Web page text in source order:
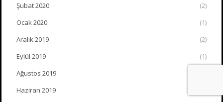
Şubat 2020
(2)
Ocak 2020
(1)
Aralık 2019
(2)
Eylül 2019
(1)
Ağustos 2019
Haziran 2019